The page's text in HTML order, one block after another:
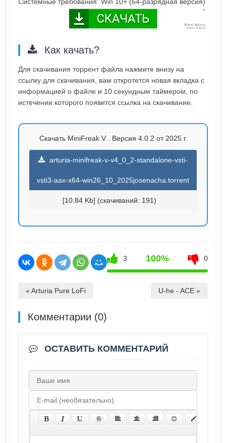
Как качать?
Для скачивания торрент файла нажмите внизу на
ссылку для скачивания, вам откротется новая вкладка с
информацией о файле и 10 секундным таймером, по
истечении которого появится ссылка на скачивание.
Скачать MiniFreak V . Версия 4.0.2 от 2025 г.
arturia-minifreak-v-v4_0_2-standalone-vsti-
vsti3-aax-x64-win26_10_2025josenacha.torrent
[10.84 Kb] (cкачиваний: 191)
3 100% 0
« Arturia Pure LoFi U-he - ACE »
Комментарии (0)
ОСТАВИТЬ КОММЕНТАРИЙ